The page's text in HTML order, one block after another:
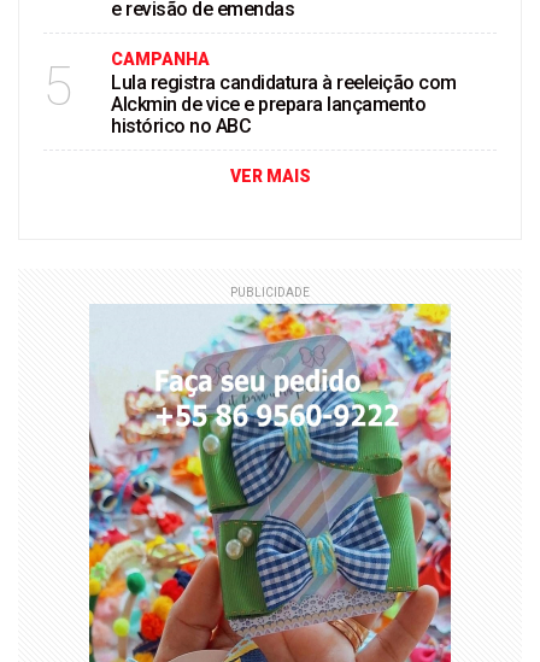
e revisão de emendas
5 CAMPANHA
Lula registra candidatura à reeleição com
Alckmin de vice e prepara lançamento
histórico no ABC
VER MAIS
PUBLICIDADE